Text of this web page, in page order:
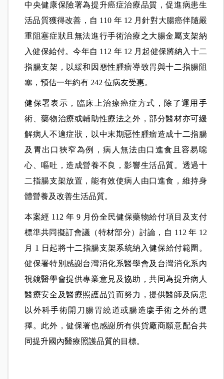
中央健康保險署為提升癌症治療品質，促進病患生
活品質獲得改善，自 110 年 12 月針對大腸癌伴隨嚴
重阻塞症狀且無法進行手術治療之大腸金屬支架納
入健保給付。今年自 112 年 12 月起健保將納入十二
指腸支架，以緩和因惡性腫瘤導致胃與十二指腸阻
塞，預估一年約有 242 位病友受惠。
健保署表示，臨床上治療癌症方式，除了運用手
術、藥物治療或輔助性療法之外，部分醫材亦可緩
解病人不適症狀，以中末期惡性腫瘤造成十二指腸
及胃出口狹窄為例，病人無法由口進食且容易噁
心、嘔吐，造成營養不良，影響生活品質。透過十
二指腸支架放置，能有效使病人由口進食，維持身
體營養及改善生活品質。
本案經 112 年 9 月份全民健保藥物給付項目及支付
標準共同擬訂會議（特材部分）討論，自 112 年 12
月 1 日起將十二指腸支架系統納入健保給付範圍。
健保署特別感謝台灣消化系醫學會及台灣消化系內
視鏡醫學會提供專業意見及協助，共同為提升病人
醫療安全及醫療照護品質而努力，提供醫師及病患
以外科手術開刀腸胃繞道或腸造廔手術之外的選
擇。此外，健保署也感謝所有供貨廠商願意配合共
同提升國內醫療照護品質的目標。